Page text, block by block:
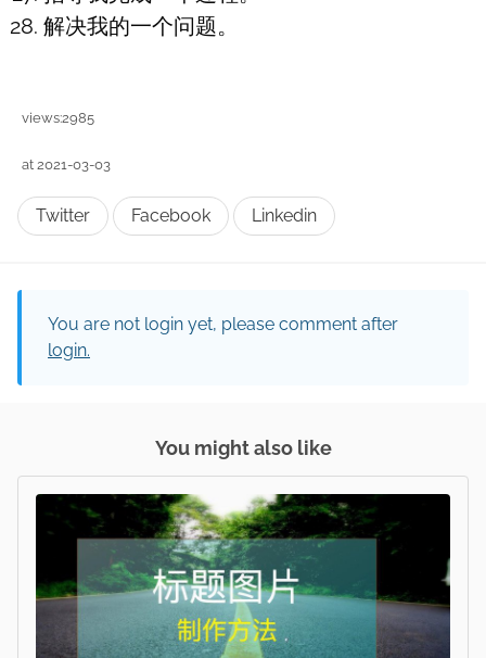
解决我的一个问题。
views:2985
at 2021-03-03
Twitter Facebook Linkedin
You are not login yet, please comment after
login.
You might also like